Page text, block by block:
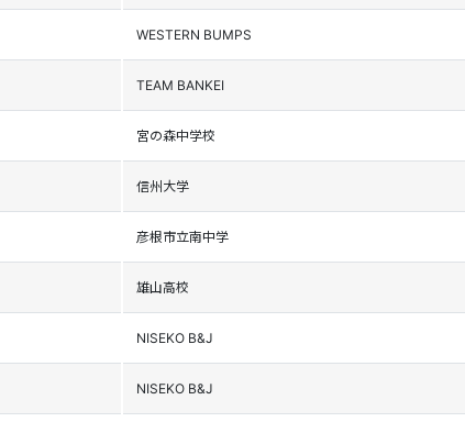
WESTERN BUMPS
TEAM BANKEI
宮の森中学校
信州大学
彦根市立南中学
雄山高校
NISEKO B&J
NISEKO B&J